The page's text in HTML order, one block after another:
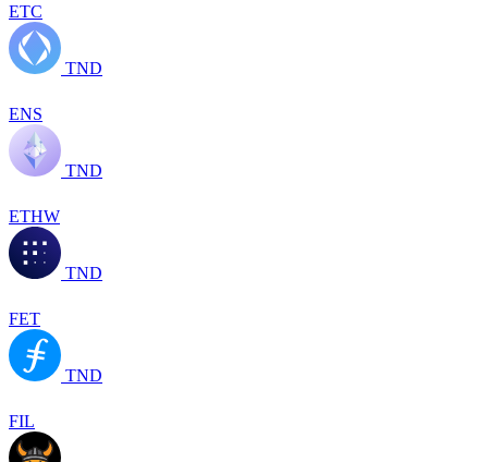
ETC
TND
ENS
TND
ETHW
TND
FET
TND
FIL